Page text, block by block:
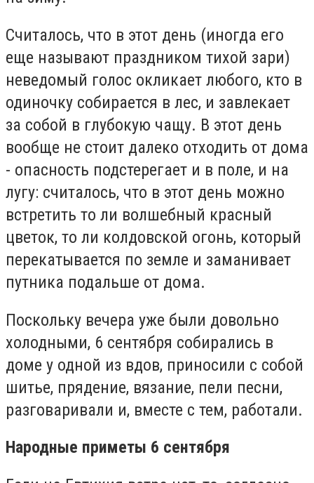
Считалось, что в этот день (иногда его
еще называют праздником тихой зари)
неведомый голос окликает любого, кто в
одиночку собирается в лес, и завлекает
за собой в глубокую чащу. В этот день
вообще не стоит далеко отходить от дома
- опасность подстерегает и в поле, и на
лугу: считалось, что в этот день можно
встретить то ли волшебный красный
цветок, то ли колдовской огонь, который
перекатывается по земле и заманивает
путника подальше от дома.
Поскольку вечера уже были довольно
холодными, 6 сентября собирались в
доме у одной из вдов, приносили с собой
шитье, прядение, вязание, пели песни,
разговаривали и, вместе с тем, работали.
Народные приметы 6 сентября